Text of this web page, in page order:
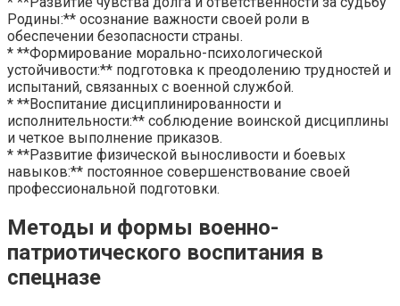
Родины:** осознание важности своей роли в
обеспечении безопасности страны.
* **Формирование морально-психологической
устойчивости:** подготовка к преодолению трудностей и
испытаний, связанных с военной службой.
* **Воспитание дисциплинированности и
исполнительности:** соблюдение воинской дисциплины
и четкое выполнение приказов.
* **Развитие физической выносливости и боевых
навыков:** постоянное совершенствование своей
профессиональной подготовки.
Методы и формы военно-
патриотического воспитания в
спецназе